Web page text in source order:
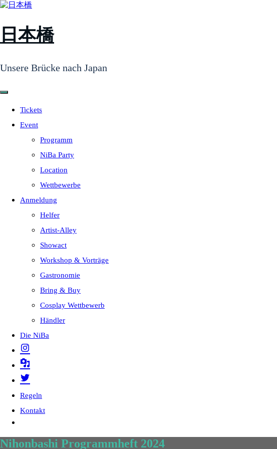
日本橋
Unsere Brücke nach Japan
Tickets
Event
Programm
NiBa Party
Location
Wettbewerbe
Anmeldung
Helfer
Artist-Alley
Showact
Workshop & Vorträge
Gastronomie
Bring & Buy
Cosplay Wettbewerb
Händler
Die NiBa
Regeln
Kontakt
Nihonbashi Programmheft 2024